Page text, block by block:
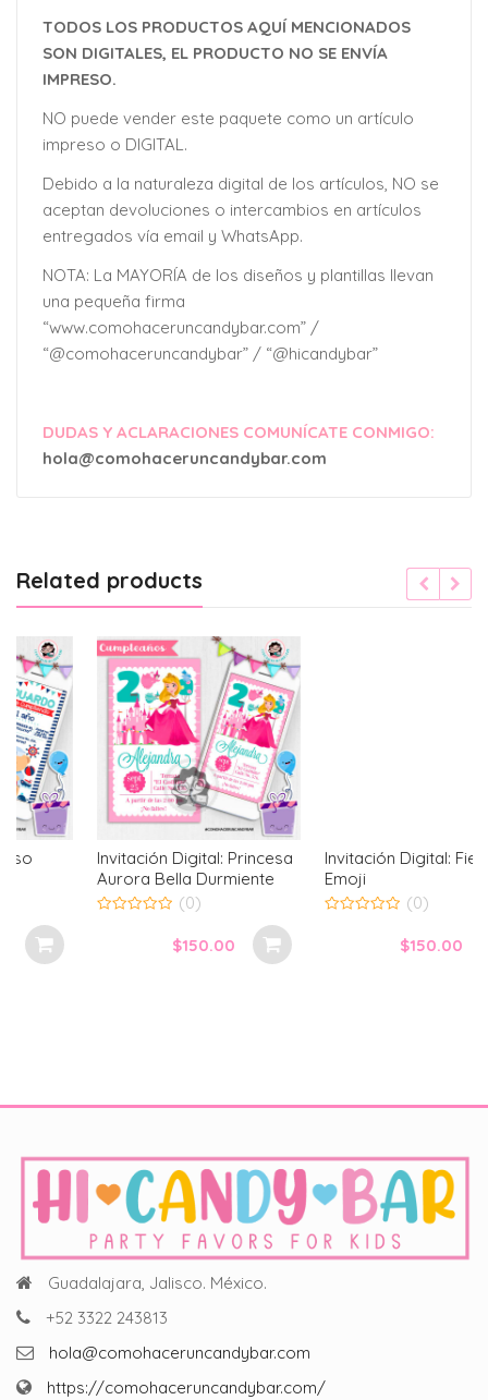
TODOS LOS PRODUCTOS AQUÍ MENCIONADOS
SON DIGITALES, EL PRODUCTO NO SE ENVÍA
IMPRESO.
NO puede vender este paquete como un artículo
impreso o DIGITAL.
Debido a la naturaleza digital de los artículos, NO se
aceptan devoluciones o intercambios en artículos
entregados vía email y WhatsApp.
NOTA: La MAYORÍA de los diseños y plantillas llevan
una pequeña firma
“www.comohaceruncandybar.com” /
“@comohaceruncandybar” / “@hicandybar”
DUDAS Y ACLARACIONES COMUNÍCATE CONMIGO:
hola@comohaceruncandybar.com
Related products
Invitación Digital: Princesa
Aurora Bella Durmiente
out
of
5
(0)
Invitación Digital: Fiesta
Emoji
out
of
5
(0)
Guadalajara, Jalisco. México.
+52 3322 243813
hola@comohaceruncandybar.com
https://comohaceruncandybar.com/